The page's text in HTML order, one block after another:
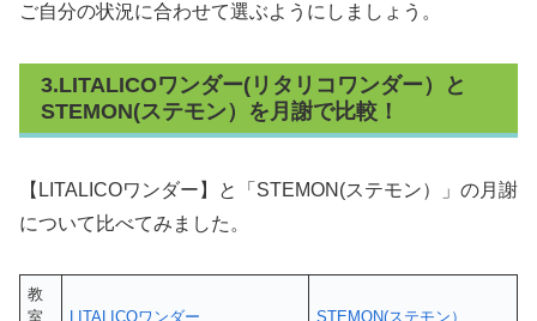
ご自分の状況に合わせて選ぶようにしましょう。
3.LITALICOワンダー(リタリコワンダー）と
STEMON(ステモン）を月謝で比較！
【LITALICOワンダー】と「STEMON(ステモン）」の月謝
について比べてみました。
教
室
LITALICOワンダー STEMON(ステモン）